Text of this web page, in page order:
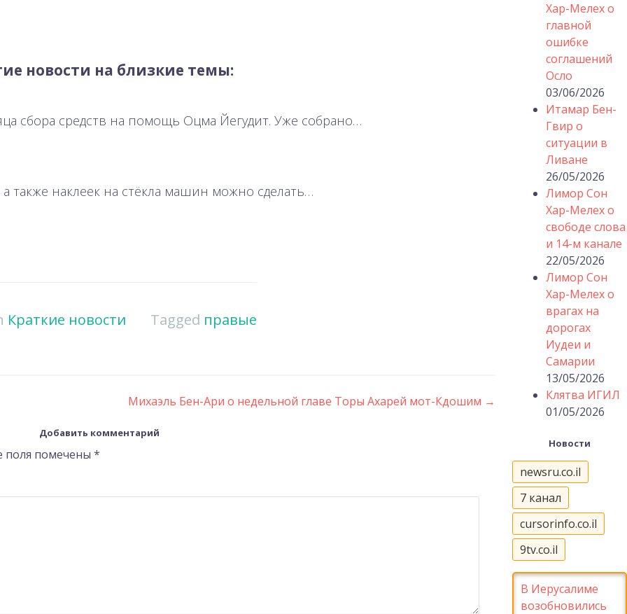
новости на близкие темы:
сбора средств на помощь Оцма Йегудит. Уже собрано…
также наклеек на стёкла машин можно сделать…
Краткие новости Tagged правые
Михаэль Бен-Ари о недельной главе Торы Ахарей мот-Кдошим →
Добавить комментарий
поля помечены *
Хар-Мелех о
главной
ошибке
соглашений
Осло
03/06/2026
Итамар Бен-
Гвир о
ситуации в
Ливане
26/05/2026
Лимор Сон
Хар-Мелех о
свободе слова
и 14-м канале
22/05/2026
Лимор Сон
Хар-Мелех о
врагах на
дорогах
Иудеи и
Самарии
13/05/2026
Клятва ИГИЛ
01/05/2026
Новости
newsru.co.il
7 канал
cursorinfo.co.il
9tv.co.il
В Иерусалиме
возобновились